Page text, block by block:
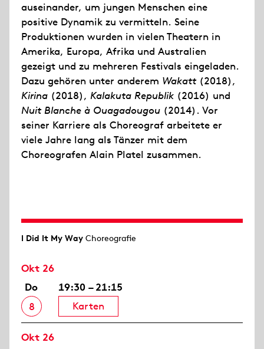
auseinander, um jungen Menschen eine
positive Dynamik zu vermitteln. Seine
Produktionen wurden in vielen Theatern in
Amerika, Europa, Afrika und Australien
gezeigt und zu mehreren Festivals eingeladen.
Dazu gehören unter anderem Wakatt(2018),
Kirina (2018), Kalakuta Republik (2016) und
Nuit Blanche à Ouagadougou (2014). Vor
seiner Karriere als Choreograf arbeitete er
viele Jahre lang als Tänzer mit dem
Choreografen Alain Platel zusammen.
I Did It My Way Choreografie
Okt 26
Do
8
19:30 – 21:15
Karten
Okt 26